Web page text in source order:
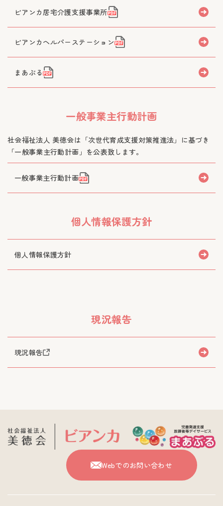
ビアンカ居宅介護支援事業所
ビアンカヘルパーステーション
まあぶる
一般事業主行動計画
社会福祉法人 美徳会は「次世代育成支援対策推進法」に基づき
「一般事業主行動計画」を公表致します。
一般事業主行動計画
個人情報保護方針
個人情報保護方針
現況報告
現況報告
Webでのお問い合わせ